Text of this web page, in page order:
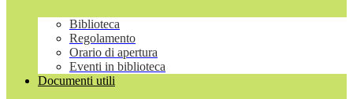
Biblioteca
Regolamento
Orario di apertura
Eventi in biblioteca
Documenti utili